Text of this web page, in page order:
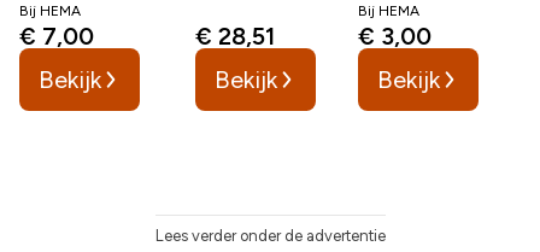
Bij HEMA
€ 7,00
Bekijk
€ 28,51
Bekijk
Bij HEMA
€ 3,00
Bekijk
Lees verder onder de advertentie